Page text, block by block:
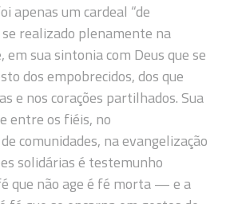
apenas um cardeal “de
realizado plenamente na
em sua sintonia com Deus que se
dos empobrecidos, dos que
e nos corações partilhados. Sua
entre os fiéis, no
comunidades, na evangelização
solidárias é testemunho
que não age é fé morta — e a